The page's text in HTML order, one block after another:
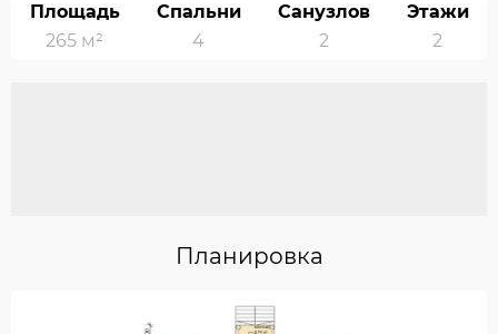
Площадь
265 м²
Спальни
4
Санузлов
2
Этажи
2
Планировка